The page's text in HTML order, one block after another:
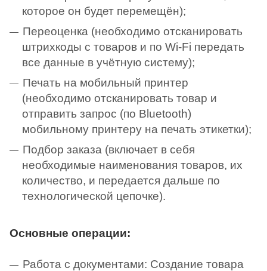
которое он будет перемещён);
Переоценка (необходимо отсканировать
штрихкоды с товаров и по Wi-Fi передать
все данные в учётную систему);
Печать на мобильный принтер
(необходимо отсканировать товар и
отправить запрос (по Bluetooth)
мобильному принтеру на печать этикетки);
Подбор заказа (включает в себя
необходимые наименования товаров, их
количество, и передается дальше по
технологической цепочке).
Основные операции:
Работа с документами: Создание товара